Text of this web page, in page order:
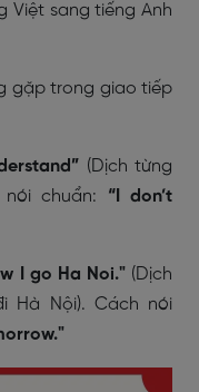
Việt sang tiếng Anh
gặp trong giao tiếp
(Dịch từng
nói chuẩn: “I don’t
I go Ha Noi."(Dịch
Hà Nội). Cách nói